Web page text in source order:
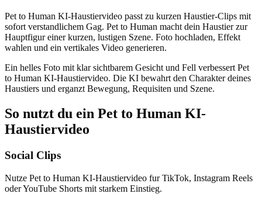
Pet to Human KI-Haustiervideo passt zu kurzen Haustier-Clips mit
sofort verstandlichem Gag. Pet to Human macht dein Haustier zur
Hauptfigur einer kurzen, lustigen Szene. Foto hochladen, Effekt
wahlen und ein vertikales Video generieren.
Ein helles Foto mit klar sichtbarem Gesicht und Fell verbessert Pet
to Human KI-Haustiervideo. Die KI bewahrt den Charakter deines
Haustiers und erganzt Bewegung, Requisiten und Szene.
So nutzt du ein Pet to Human KI-
Haustiervideo
Social Clips
Nutze Pet to Human KI-Haustiervideo fur TikTok, Instagram Reels
oder YouTube Shorts mit starkem Einstieg.